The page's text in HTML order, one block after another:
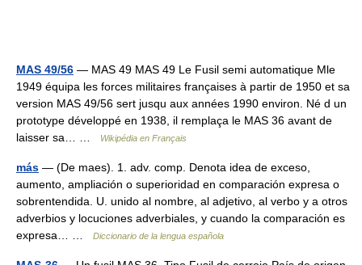
MAS 49/56 — MAS 49 MAS 49 Le Fusil semi automatique Mle
1949 équipa les forces militaires françaises à partir de 1950 et sa
version MAS 49/56 sert jusqu aux années 1990 environ. Né d un
prototype développé en 1938, il remplaça le MAS 36 avant de
laisser sa… …
Wikipédia en Français
más — (De maes). 1. adv. comp. Denota idea de exceso,
aumento, ampliación o superioridad en comparación expresa o
sobrentendida. U. unido al nombre, al adjetivo, al verbo y a otros
adverbios y locuciones adverbiales, y cuando la comparación es
expresa… …
Diccionario de la lengua española